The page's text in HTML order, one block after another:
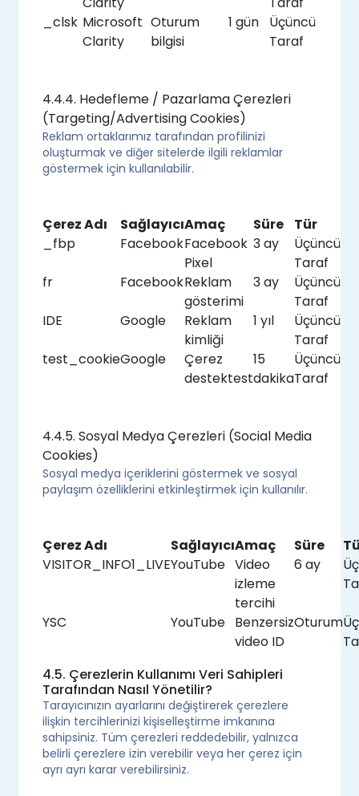
_clsk Microsoft
Clarity
Oturum
bilgisi
1 gün
Üçüncü
Taraf
4.4.4. Hedefleme / Pazarlama Çerezleri
(Targeting/Advertising Cookies)
Reklam ortaklarımız tarafından profilinizi
oluşturmak ve diğer sitelerde ilgili reklamlar
göstermek için kullanılabilir.
Çerez Adı SağlayıcıAmaç Süre
Tür
_fbp
FacebookFacebook
Pixel
3 ay
Üçüncü
Taraf
fr
FacebookReklam
gösterimi
3 ay
Üçüncü
Taraf
IDE
Google
Reklam
kimliği
1 yıl
Üçüncü
Taraf
test_cookieGoogle
Çerez
destektest
15
dakika
Üçüncü
Taraf
4.4.5. Sosyal Medya Çerezleri (Social Media
Cookies)
Sosyal medya içeriklerini göstermek ve sosyal
paylaşım özelliklerini etkinleştirmek için kullanılır.
Çerez Adı SağlayıcıAmaç Süre
VISITOR_INFO1_LIVEYouTube Video
izleme
tercihi
6 ay
YSC YouTube Benzersiz
video ID
Oturum
4.5. Çerezlerin Kullanımı Veri Sahipleri
Tarafından Nasıl Yönetilir?
Tarayıcınızın ayarlarını değiştirerek çerezlere
ilişkin tercihlerinizi kişiselleştirme imkanına
sahipsiniz. Tüm çerezleri reddedebilir, yalnızca
belirli çerezlere izin verebilir veya her çerez için
ayrı ayrı karar verebilirsiniz.